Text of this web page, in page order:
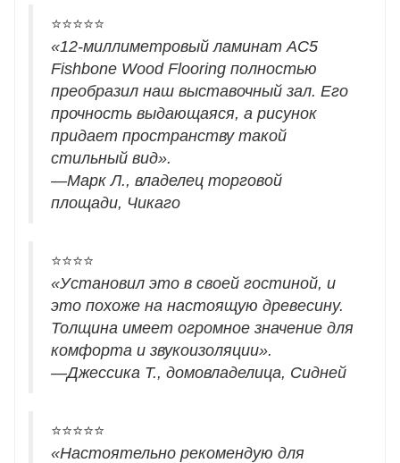
⭐⭐⭐⭐⭐
«12-миллиметровый ламинат AC5
Fishbone Wood Flooring полностью
преобразил наш выставочный зал. Его
прочность выдающаяся, а рисунок
придает пространству такой
стильный вид».
—Марк Л., владелец торговой
площади, Чикаго
⭐⭐⭐⭐
«Установил это в своей гостиной, и
это похоже на настоящую древесину.
Толщина имеет огромное значение для
комфорта и звукоизоляции».
—Джессика Т., домовладелица, Сидней
⭐⭐⭐⭐⭐
«Настоятельно рекомендую для